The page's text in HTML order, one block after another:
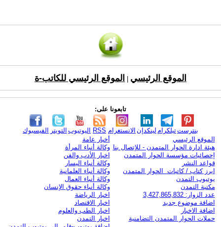
الموقع الرئيسي الموقع الرئيسي للكاتب-ة
تابعونا على:
الفيسبوك التويتر اليوتيوب RSS الانستغرام لينكدإن تيلكرامبنترست
الموقع الرئيسي
هيئة ادارة الحوار المتمدن - للإتصال بنا
إحصائيات مؤسسة الحوار المتمدن
قواعد النشر
ابرز كتاب / كاتبات الحوار المتمدن
يوتيوب التمدن
مكتبة التمدن
عدد الزوار: 3,427,865,832
اضافة موضوع جديد
اضافة الاخبار
حملات الحوار المتمدن التضامنية
أخبار عامة
وكالة أنباء المرأة
اخبار الأدب والفن
وكالة أنباء اليسار
وكالة أنباء العلمانية
وكالة أنباء العمال
وكالة أنباء حقوق الإنسان
اخبار الرياضة
اخبار الاقتصاد
اخبار الطب والعلوم
اخبار التمدن